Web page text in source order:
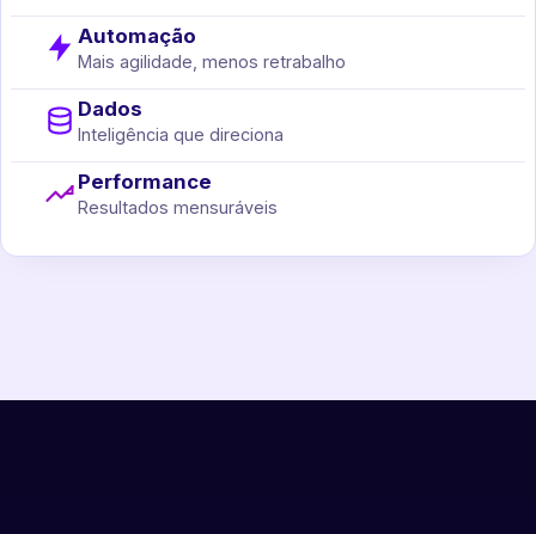
Automação
Mais agilidade, menos retrabalho
Dados
Inteligência que direciona
Performance
Resultados mensuráveis